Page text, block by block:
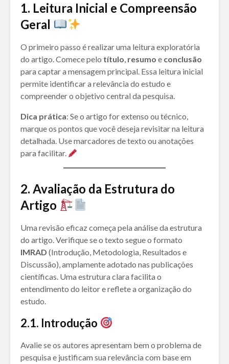
1. Leitura Inicial e Compreensão
Geral
O primeiro passo é realizar uma leitura exploratória
do artigo. Comece pelo título, resumo e conclusão
para captar a mensagem principal. Essa leitura inicial
permite identificar a relevância do estudo e
compreender o objetivo central da pesquisa.
Dica prática: Se o artigo for extenso ou técnico,
marque os pontos que você deseja revisitar na leitura
detalhada. Use marcadores de texto ou anotações
para facilitar.
2. Avaliação da Estrutura do
Artigo
Uma revisão eficaz começa pela análise da estrutura
do artigo. Verifique se o texto segue o formato
IMRAD (Introdução, Metodologia, Resultados e
Discussão), amplamente adotado nas publicações
científicas. Uma estrutura clara facilita o
entendimento do leitor e reflete a organização do
estudo.
2.1. Introdução
Avalie se os autores apresentam bem o problema de
pesquisa e justificam sua relevância com base em